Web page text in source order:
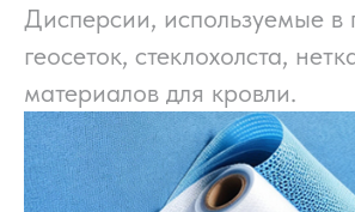
Дисперсии, используемые в
геосеток, стеклохолста,
материалов для кровли.